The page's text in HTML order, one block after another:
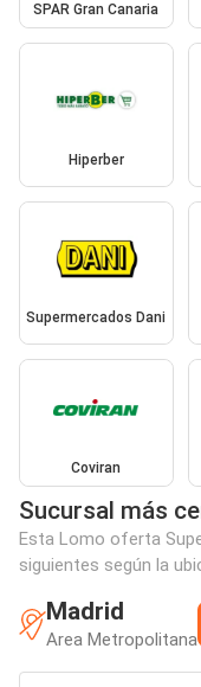
SPAR Gran Canaria
Hiperber
Supermercados Dani
Coviran
Sucursal más
Esta Lomo oferta
siguientes según la
Madrid
Area Metropolitana